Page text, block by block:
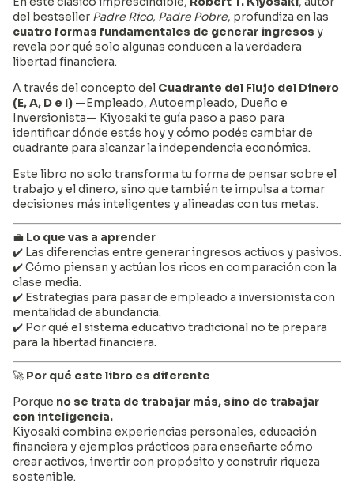
del bestseller Padre Rico, Padre Pobre, profundiza en las
cuatro formas fundamentales de generar ingresos y
revela por qué solo algunas conducen a la verdadera
libertad financiera.
A través del concepto del Cuadrante del Flujo del Dinero
(E, A, D e I) —Empleado, Autoempleado, Dueño e
Inversionista— Kiyosaki te guía paso a paso para
identificar dónde estás hoy y cómo podés cambiar de
cuadrante para alcanzar la independencia económica.
Este libro no solo transforma tu forma de pensar sobre el
trabajo y el dinero, sino que también te impulsa a tomar
decisiones más inteligentes y alineadas con tus metas.
💼 Lo que vas a aprender
✔️ Las diferencias entre generar ingresos activos y pasivos.
✔️ Cómo piensan y actúan los ricos en comparación con la
clase media.
✔️ Estrategias para pasar de empleado a inversionista con
mentalidad de abundancia.
✔️ Por qué el sistema educativo tradicional no te prepara
para la libertad financiera.
🚀 Por qué este libro es diferente
Porque no se trata de trabajar más, sino de trabajar
con inteligencia.
Kiyosaki combina experiencias personales, educación
financiera y ejemplos prácticos para enseñarte cómo
crear activos, invertir con propósito y construir riqueza
sostenible.